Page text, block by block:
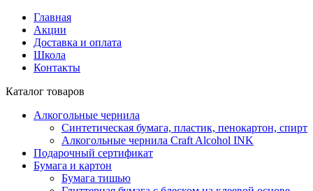
Главная
Акции
Доставка и оплата
Школа
Контакты
Каталог товаров
Алкогольные чернила
Синтетическая бумага, пластик, пенокартон, спирт
Алкогольные чернила Craft Alcohol INK
Подарочный сертификат
Бумага и картон
Бумага тишью